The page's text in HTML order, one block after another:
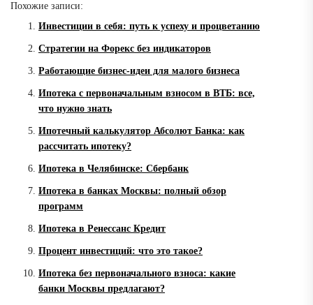
Похожие записи:
Инвестиции в себя: путь к успеху и процветанию
Стратегии на Форекс без индикаторов
Работающие бизнес-идеи для малого бизнеса
Ипотека с первоначальным взносом в ВТБ: все,
что нужно знать
Ипотечный калькулятор Абсолют Банка: как
рассчитать ипотеку?
Ипотека в Челябинске: Сбербанк
Ипотека в банках Москвы: полный обзор
программ
Ипотека в Ренессанс Кредит
Процент инвестиций: что это такое?
Ипотека без первоначального взноса: какие
банки Москвы предлагают?